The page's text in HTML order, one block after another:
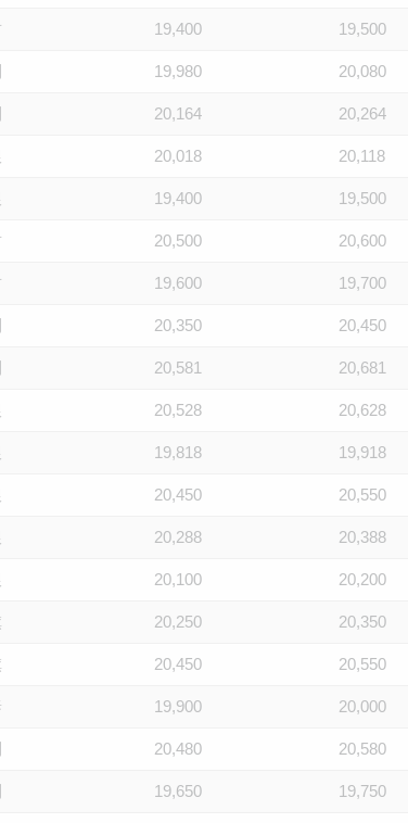
19,400 19,500
19,980 20,080
20,164 20,264
20,018 20,118
19,400 19,500
20,500 20,600
19,600 19,700
20,350 20,450
20,581 20,681
20,528 20,628
19,818 19,918
20,450 20,550
20,288 20,388
20,100 20,200
20,250 20,350
20,450 20,550
19,900 20,000
20,480 20,580
19,650 19,750